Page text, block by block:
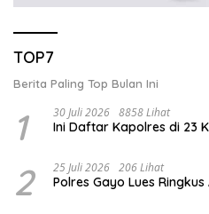
TOP7
Berita Paling Top Bulan Ini
1 30 Juli 2026 8858 Lihat
Ini Daftar Kapolres di 23
2 25 Juli 2026 206 Lihat
Polres Gayo Lues